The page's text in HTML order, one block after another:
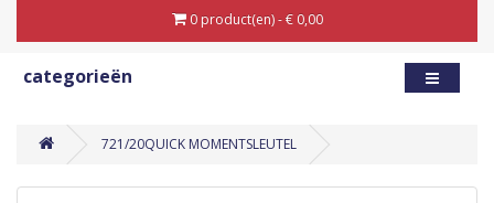
0 product(en) - € 0,00
categorieën
721/20QUICK MOMENTSLEUTEL